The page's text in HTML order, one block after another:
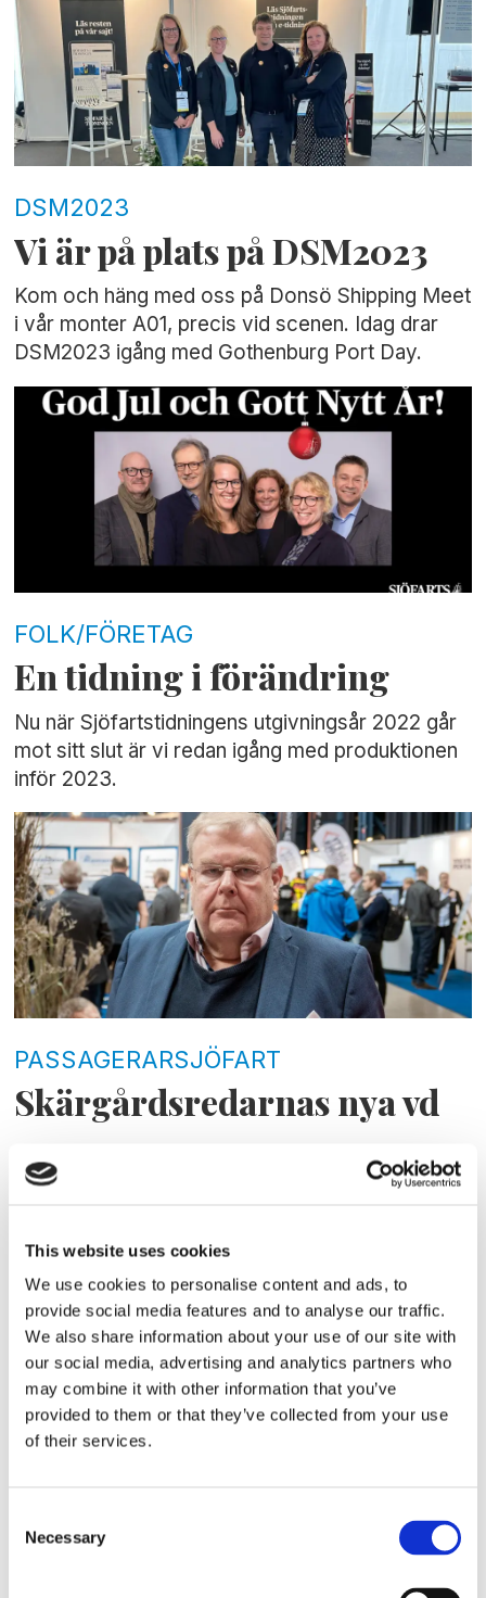
This website uses cookies
We use cookies to personalise content and ads, to
provide social media features and to analyse our traffic.
We also share information about your use of our site with
our social media, advertising and analytics partners who
may combine it with other information that you’ve
provided to them or that they’ve collected from your use
of their services.
Selection
Necessary
DSM2023
Vi är på plats på DSM2023
Kom och häng med oss på Donsö Shipping Meet
i vår monter A01, precis vid scenen. Idag drar
DSM2023 igång med Gothenburg Port Day.
FOLK/FÖRETAG
En tidning i förändring
Nu när Sjöfartstidningens utgivningsår 2022 går
mot sitt slut är vi redan igång med produktionen
inför 2023.
PASSAGERARSJÖFART
Skärgårdsredarnas nya vd
”Största hotet är internt”